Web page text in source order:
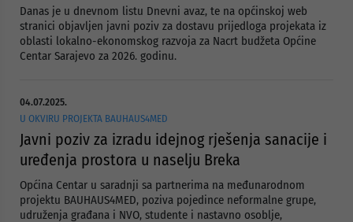
Danas je u dnevnom listu Dnevni avaz, te na općinskoj web
stranici objavljen javni poziv za dostavu prijedloga projekata iz
oblasti lokalno-ekonomskog razvoja za Nacrt budžeta Općine
Centar Sarajevo za 2026. godinu.
04.07.2025.
U OKVIRU PROJEKTA BAUHAUS4MED
Javni poziv za izradu idejnog rješenja sanacije i
uređenja prostora u naselju Breka
Općina Centar u saradnji sa partnerima na međunarodnom
projektu BAUHAUS4MED, poziva pojedince neformalne grupe,
udruženja građana i NVO, studente i nastavno osoblje,